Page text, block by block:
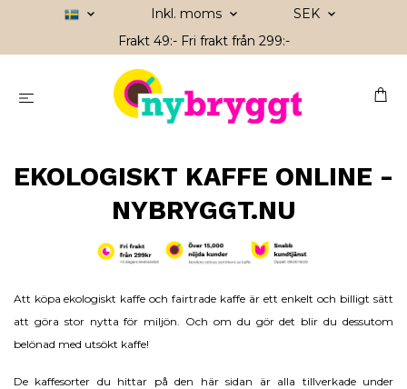
Inkl. moms
SEK
Frakt 49:- Fri frakt från 299:-
EKOLOGISKT KAFFE ONLINE -
NYBRYGGT.NU
Att köpa ekologiskt kaffe och fairtrade kaffe är ett enkelt och billigt sätt
att göra stor nytta för miljön. Och om du gör det blir du dessutom
belönad med utsökt kaffe!
De kaffesorter du hittar på den här sidan är alla tillverkade under